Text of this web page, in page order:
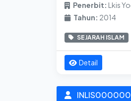
Penerbit: Lkis
Tahun: 2014
SEJARAH ISLAM
Detail